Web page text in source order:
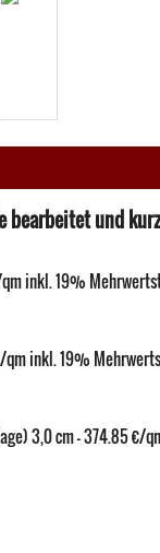
bearbeitet und
qm inkl. 19%
qm inkl. 19%
3,0 cm - 374.85 €/